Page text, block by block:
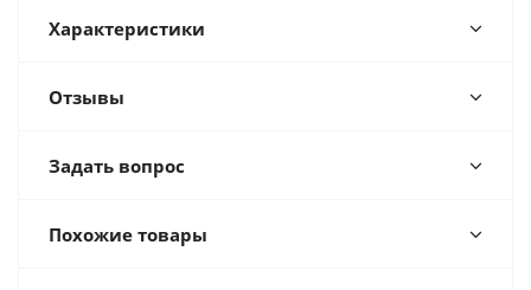
Характеристики
Отзывы
Задать вопрос
Похожие товары